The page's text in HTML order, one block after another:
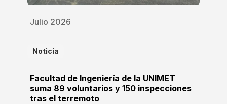
Julio 2026
Noticia
Facultad de Ingeniería de la UNIMET
suma 89 voluntarios y 150 inspecciones
tras el terremoto